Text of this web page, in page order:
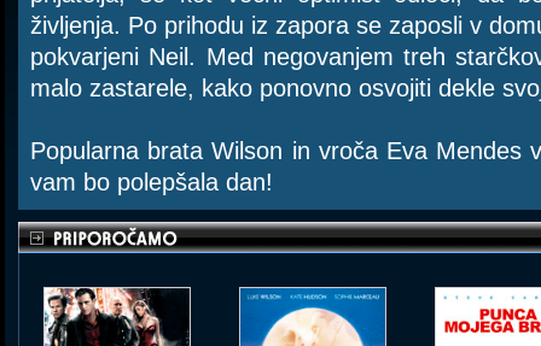
življenja. Po prihodu iz zapora se zaposli v
pokvarjeni Neil. Med negovanjem treh
malo zastarele, kako ponovno osvojiti dekle
Popularna brata Wilson in vroča Eva Mendes
vam bo polepšala dan!